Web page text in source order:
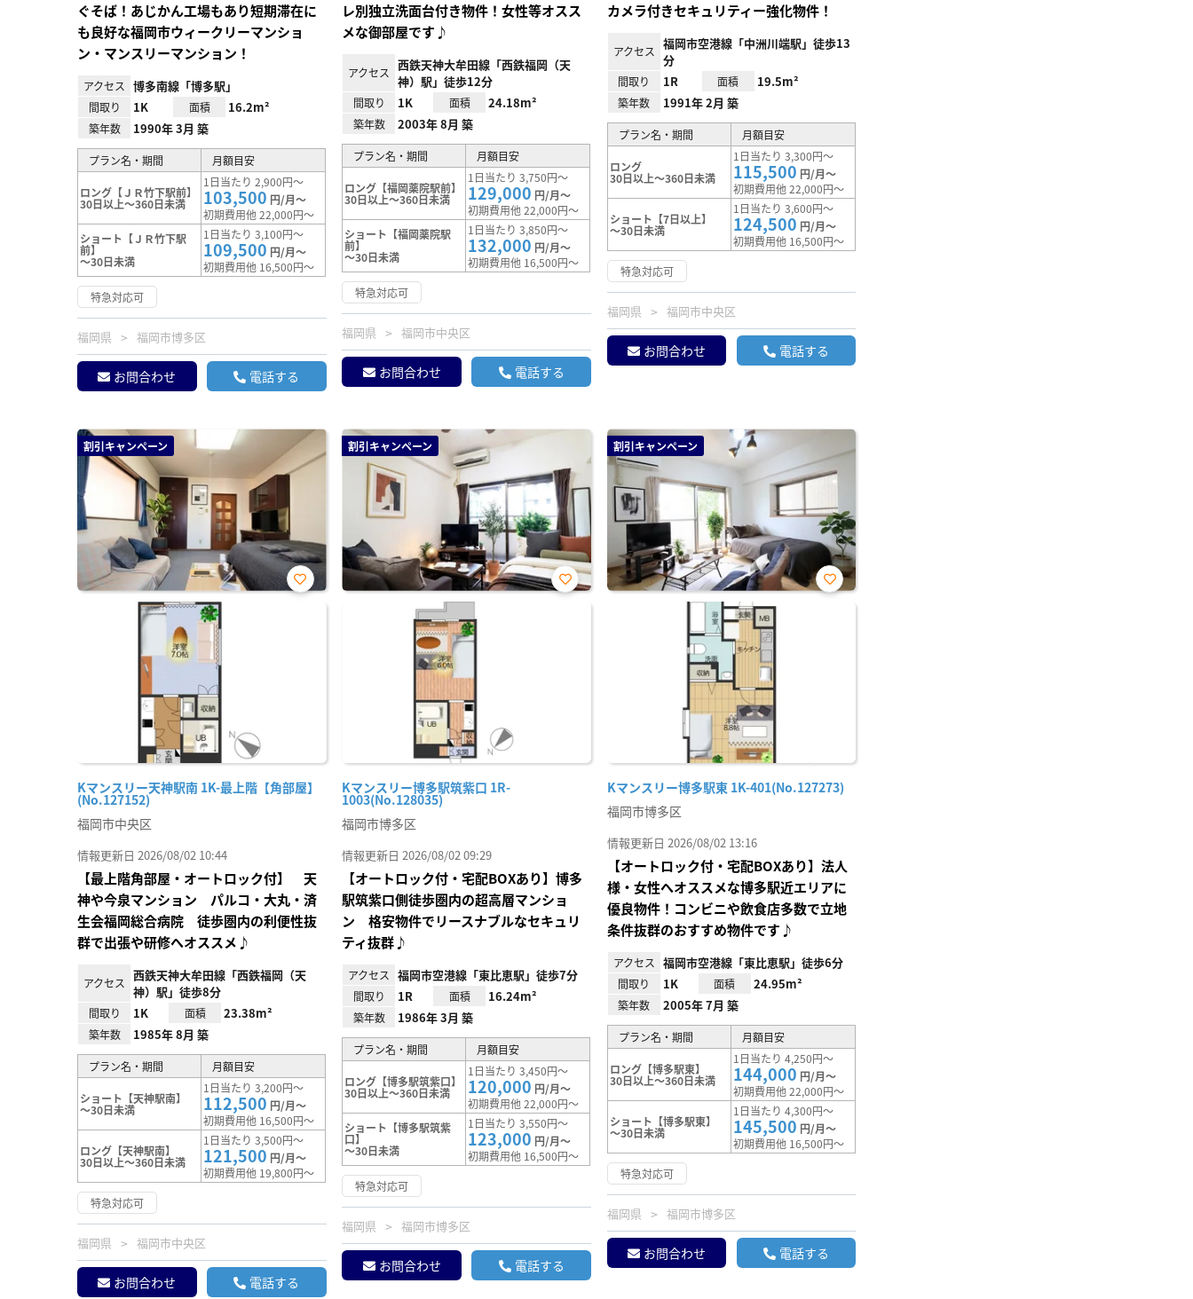
ぐそば！あじかん工場もあり短期滞在に
も良好な福岡市ウィークリーマンショ
ン・マンスリーマンション！
アクセス 博多南線「博多駅」
間取り 1K 面積 16.2m²
築年数 1990年 3月 築
プラン名・期間 月額目安
ロング【ＪＲ竹下駅前】
30日以上～360日未満
1日当たり 2,900円～
103,500 円/月～
初期費用他 22,000円～
ショート【ＪＲ竹下駅
前】
～30日未満
1日当たり 3,100円～
109,500 円/月～
初期費用他 16,500円～
特急対応可
福岡県 福岡市博多区
お問合わせ 電話する
レ別独立洗面台付き物件！女性等オスス
メな御部屋です♪
アクセス
西鉄天神大牟田線「西鉄福岡（天
神）駅」徒歩12分
間取り 1K 面積 24.18m²
築年数 2003年 8月 築
プラン名・期間 月額目安
ロング【福岡薬院駅前】
30日以上～360日未満
1日当たり 3,750円～
129,000 円/月～
初期費用他 22,000円～
ショート【福岡薬院駅
前】
～30日未満
1日当たり 3,850円～
132,000 円/月～
初期費用他 16,500円～
特急対応可
福岡県 福岡市中央区
お問合わせ 電話する
カメラ付きセキュリティー強化物件！
アクセス
福岡市空港線「中洲川端駅」徒歩13
分
間取り 1R 面積 19.5m²
築年数 1991年 2月 築
プラン名・期間 月額目安
ロング
30日以上～360日未満
1日当たり 3,300円～
115,500 円/月～
初期費用他 22,000円～
ショート【7日以上】
～30日未満
1日当たり 3,600円～
124,500 円/月～
初期費用他 16,500円～
特急対応可
福岡県 福岡市中央区
お問合わせ 電話する
割引キャンペーン
Kマンスリー天神駅南 1K-最上階【角部屋】
(No.127152)
お気
福岡市中央区
情報更新日 2026/08/02 10:44
【最上階角部屋・オートロック付】 天
神や今泉マンション パルコ・大丸・済
生会福岡総合病院 徒歩圏内の利便性抜
群で出張や研修へオススメ♪
アクセス
西鉄天神大牟田線「西鉄福岡（天
神）駅」徒歩8分
間取り 1K 面積 23.38m²
築年数 1985年 8月 築
プラン名・期間 月額目安
ショート【天神駅南】
～30日未満
1日当たり 3,200円～
112,500 円/月～
初期費用他 16,500円～
ロング【天神駅南】
30日以上～360日未満
1日当たり 3,500円～
121,500 円/月～
初期費用他 19,800円～
特急対応可
福岡県 福岡市中央区
お問合わせ 電話する
割引キャンペーン
Kマンスリー博多駅筑紫口 1R-
1003(No.128035)
お気
福岡市博多区
情報更新日 2026/08/02 09:29
【オートロック付・宅配BOXあり】博多
駅筑紫口側徒歩圏内の超高層マンショ
ン 格安物件でリースナブルなセキュリ
ティ抜群♪
アクセス 福岡市空港線「東比恵駅」徒歩7分
間取り 1R 面積 16.24m²
築年数 1986年 3月 築
プラン名・期間 月額目安
ロング【博多駅筑紫口】
30日以上～360日未満
1日当たり 3,450円～
120,000 円/月～
初期費用他 22,000円～
ショート【博多駅筑紫
口】
～30日未満
1日当たり 3,550円～
123,000 円/月～
初期費用他 16,500円～
特急対応可
福岡県 福岡市博多区
お問合わせ 電話する
割引キャンペーン
Kマンスリー博多駅東 1K-401(No.127273)
お気
福岡市博多区
情報更新日 2026/08/02 13:16
【オートロック付・宅配BOXあり】法人
様・女性へオススメな博多駅近エリアに
優良物件！コンビニや飲食店多数で立地
条件抜群のおすすめ物件です♪
アクセス 福岡市空港線「東比恵駅」徒歩6分
間取り 1K 面積 24.95m²
築年数 2005年 7月 築
プラン名・期間 月額目安
ロング【博多駅東】
30日以上～360日未満
1日当たり 4,250円～
144,000 円/月～
初期費用他 22,000円～
ショート【博多駅東】
～30日未満
1日当たり 4,300円～
145,500 円/月～
初期費用他 16,500円～
特急対応可
福岡県 福岡市博多区
お問合わせ 電話する